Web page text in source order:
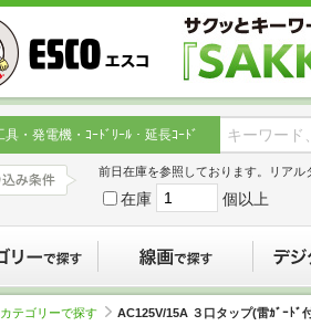
具・発電機・ｺｰﾄﾞﾘｰﾙ・延長ｺｰﾄﾞ
前日在庫を参照しております。リアル
在庫 個以上
カテゴリーで探す AC125V/15A ３口タップ(雷ｶﾞｰﾄﾞ